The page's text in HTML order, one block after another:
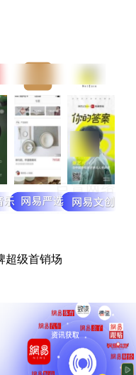
超级首销场